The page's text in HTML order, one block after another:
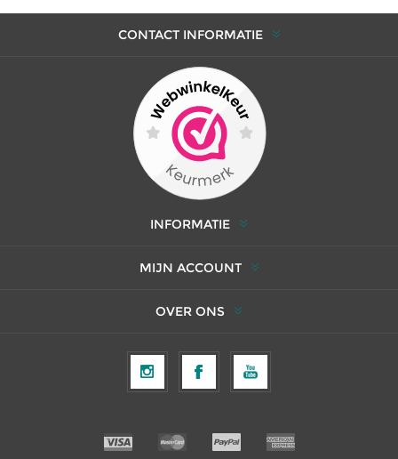
CONTACT INFORMATIE
INFORMATIE
MIJN ACCOUNT
OVER ONS